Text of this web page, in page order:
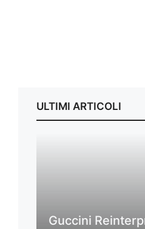
ULTIMI ARTICOLI
Guccini